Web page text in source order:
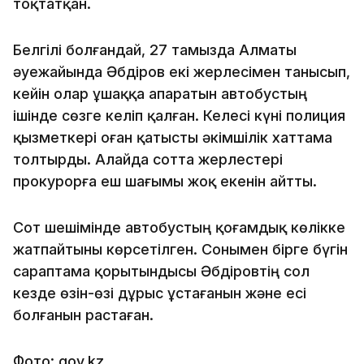
тоқтатқан.
Белгілі болғандай, 27 тамызда Алматы
әуежайында Әбдіров екі жерлесімен танысып,
кейін олар ұшаққа апаратын автобустың
ішінде сөзге келіп қалған. Келесі күні полиция
қызметкері оған қатысты әкімшілік хаттама
толтырды. Алайда сотта жерлестері
прокурорға еш шағымы жоқ екенін айтты.
Сот шешімінде автобустың қоғамдық көлікке
жатпайтыны көрсетілген. Сонымен бірге бүгін
сараптама қорытындысы Әбдіровтің сол
кезде өзін-өзі дұрыс ұстағанын және есі
болғанын растаған.